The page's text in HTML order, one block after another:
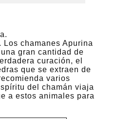
chamanes Apurina
gran cantidad de
curación, el
que se extraen de
varios
del chamán viaja
a estos animales para